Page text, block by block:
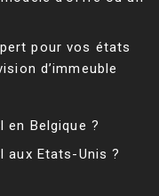
pour vos états
d’immeuble
en Belgique ?
aux Etats-Unis ?